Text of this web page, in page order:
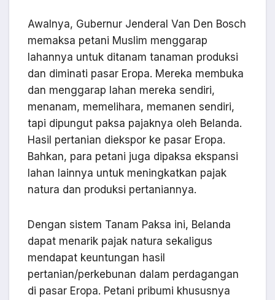
Awalnya, Gubernur Jenderal Van Den Bosch
memaksa petani Muslim menggarap
lahannya untuk ditanam tanaman produksi
dan diminati pasar Eropa. Mereka membuka
dan menggarap lahan mereka sendiri,
menanam, memelihara, memanen sendiri,
tapi dipungut paksa pajaknya oleh Belanda.
Hasil pertanian diekspor ke pasar Eropa.
Bahkan, para petani juga dipaksa ekspansi
lahan lainnya untuk meningkatkan pajak
natura dan produksi pertaniannya.
Dengan sistem Tanam Paksa ini, Belanda
dapat menarik pajak natura sekaligus
mendapat keuntungan hasil
pertanian/perkebunan dalam perdagangan
di pasar Eropa. Petani pribumi khususnya